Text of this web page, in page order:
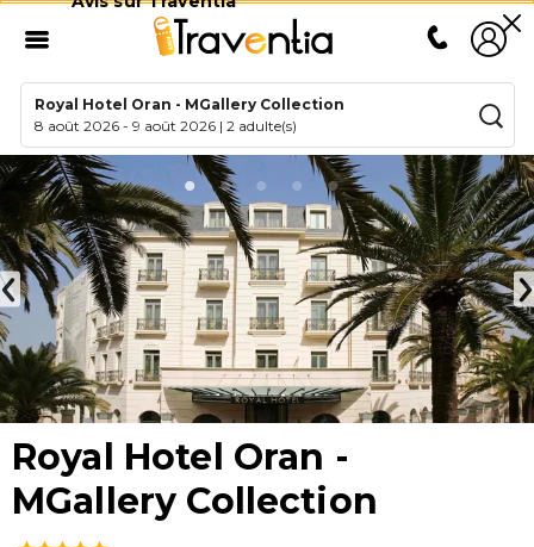
Royal Hotel Oran - MGallery Collection
8 août 2026 -9 août 2026 |2 adulte(s)
Royal Hotel Oran -
MGallery Collection